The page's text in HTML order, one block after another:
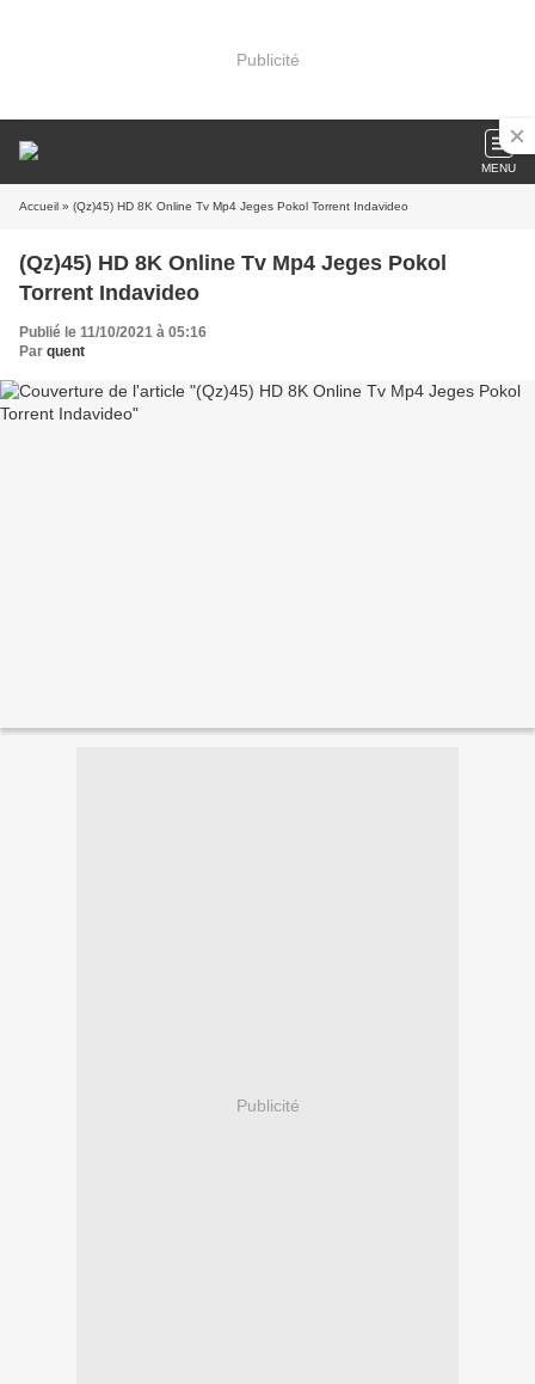
Publicité
MENU
Accueil » (Qz)45) HD 8K Online Tv Mp4 Jeges Pokol Torrent Indavideo
(Qz)45) HD 8K Online Tv Mp4 Jeges Pokol
Torrent Indavideo
Publié le 11/10/2021 à 05:16
Par quent
Publicité